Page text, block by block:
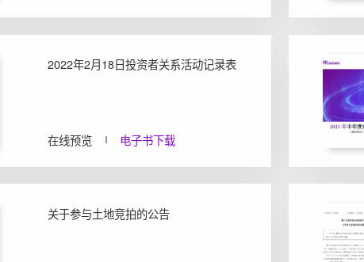
2022年2月18日投资者关系活动记录表
在线预览 电子书下载
关于参与土地竞拍的公告